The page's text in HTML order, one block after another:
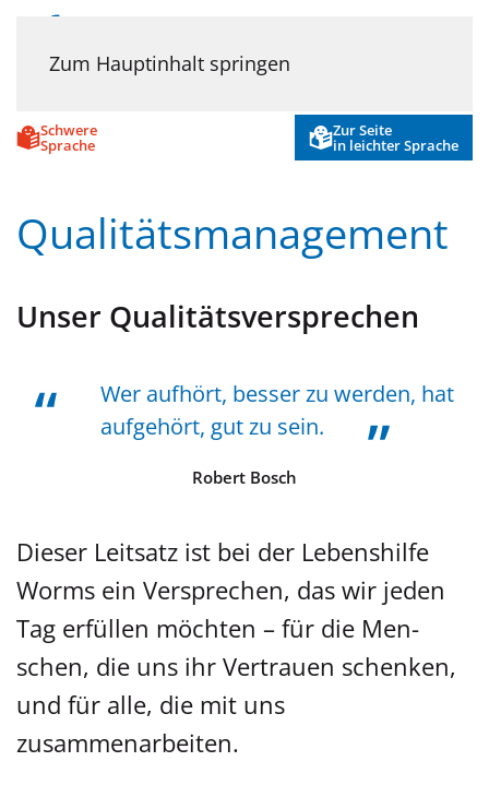
Zum Hauptinhalt springen
Schwere
Sprache
Zur Seite
in leichter Sprache
Qualitätsmanagement
Unser Qualitätsversprechen
Wer aufhört, besser zu werden, hat
aufgehört, gut zu sein.
Robert Bosch
Dieser Leitsatz ist bei der Le­bens­hil­fe
Worms ein Ver­spre­chen, das wir jeden
Tag er­fül­len möchten – für die Men­
schen, die uns ihr Ver­trau­en schenken,
und für alle, die mit uns
zusammenarbeiten.